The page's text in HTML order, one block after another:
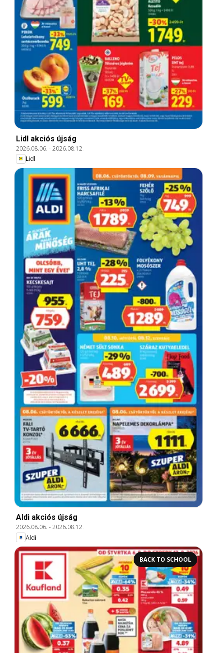
Lidl akciós újság
2026.08.06. -2026.08.12.
Lidl
Aldi akciós újság
2026.08.06. -2026.08.12.
Aldi
BACK TO SCHOOL